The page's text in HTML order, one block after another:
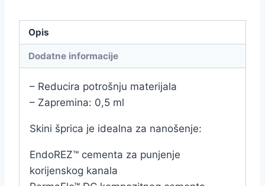
Opis
Dodatne informacije
– Reducira potrošnju materijala
– Zapremina: 0,5 ml
Skini šprica je idealna za nanošenje:
EndoREZ™ cementa za punjenje
korijenskog kanala